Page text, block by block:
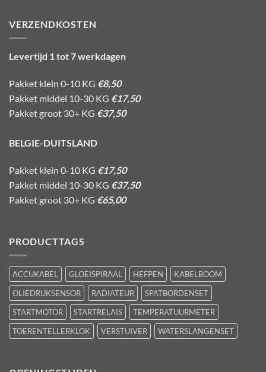
VERZENDKOSTEN
Levertijd 1 tot 7 werkdagen
Pakket klein 0-10 KG €8,50
Pakket middel 10-30 KG €17,50
Pakket groot 30+ KG €37,50
BELGIE-DUITSLAND
Pakket klein 0-10 KG €17,50
Pakket middel 10-30 KG €37,50
Pakket groot 30+ KG €65,00
PRODUCTTAGS
ACCUKABEL GLOEISPIRAAL HEFPEN
KABELBOOM
OLIEDRUKSENSOR
RADIATEUR
SPATBORDENSET
STARTMOTOR
STARTRELAIS
TEMPERATUURMETER
TOERENTELLERKLOK
VERSTUIVER WATERSLANGENSET